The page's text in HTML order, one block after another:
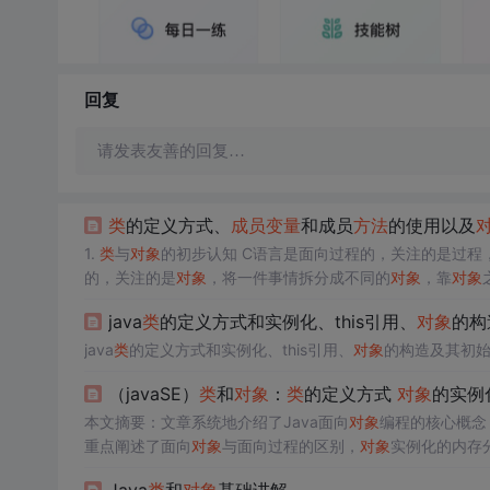
回复
请发表友善的回复…
类的定义方式、 成员变量和成员方法的使用以及
1. 类与对象的初步认知 C语言是面向过程的，关注的是过
的，关注的是对象 ，将一件事情拆分成不同的对象 ，靠对象
大象放入 3. 冰箱关起来 面向对象： 打开冰箱，储存，关闭
java类的定义方式和实例化、this引用、 对象的
java类的定义方式和实例化、this引用、 对象的构造及其初
（javaSE） 类和对象 ： 类的定义方式 对象的实例
本文摘要：文章系统地介绍了Java面向对象编程的核心概
重点阐述了面向对象与面向过程的区别， 对象实例化的内存